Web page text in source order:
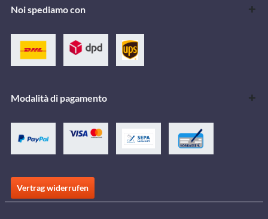
Noi spediamo con
Modalità di pagamento
Vertrag widerrufen